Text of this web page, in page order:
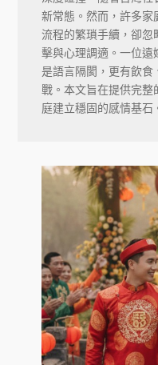
新常態。然而，許多家
流程的繁瑣手續，卻
擊與心理調適。一位遠
是語言隔閡，更有飲食
戰。本文旨在提供完整
庭建立穩固的感情基石